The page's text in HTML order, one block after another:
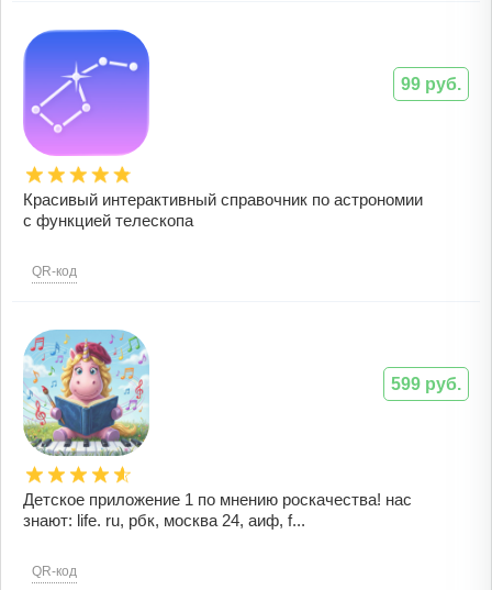
Красивый интерактивный справочник по астрономии
с функцией телескопа
QR-код
99 руб.
Детское приложение 1 по мнению роскачества! нас
знают: life. ru, рбк, москва 24, аиф, f...
QR-код
599 руб.